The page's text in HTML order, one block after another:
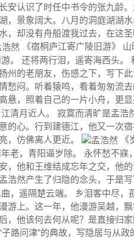
安认识了时任中书令的张九龄
，景象阔大。八月的洞庭湖湖
，却没有舟船渡我过去，在这
《宿桐庐江寄广陵旧游》
。 还将两行泪，遥寄海西头
州的老朋友，伤感之下，写下
愁闷。听着猿鸣，看着匆匆流
悬，照着自己的一片小舟，更显
清月近人。 寂寞而清旷是孟
的心。行到建德江，他又一次
，仿佛离人更近。
《
老，青阳逼岁除。 永怀愁不
，他和王维结成忘年之交，他
浩然产生了归隐的念头，于是写
，遥隔楚云端。 乡泪客中尽
游上。这一年，他漫游吴越，
，他该何去何从呢？是直接归
路问津”的典故，写隐居与从政